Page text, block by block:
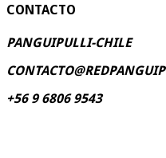
CONTACTO
PANGUIPULLI-CHILE
+56 9 6806 9543